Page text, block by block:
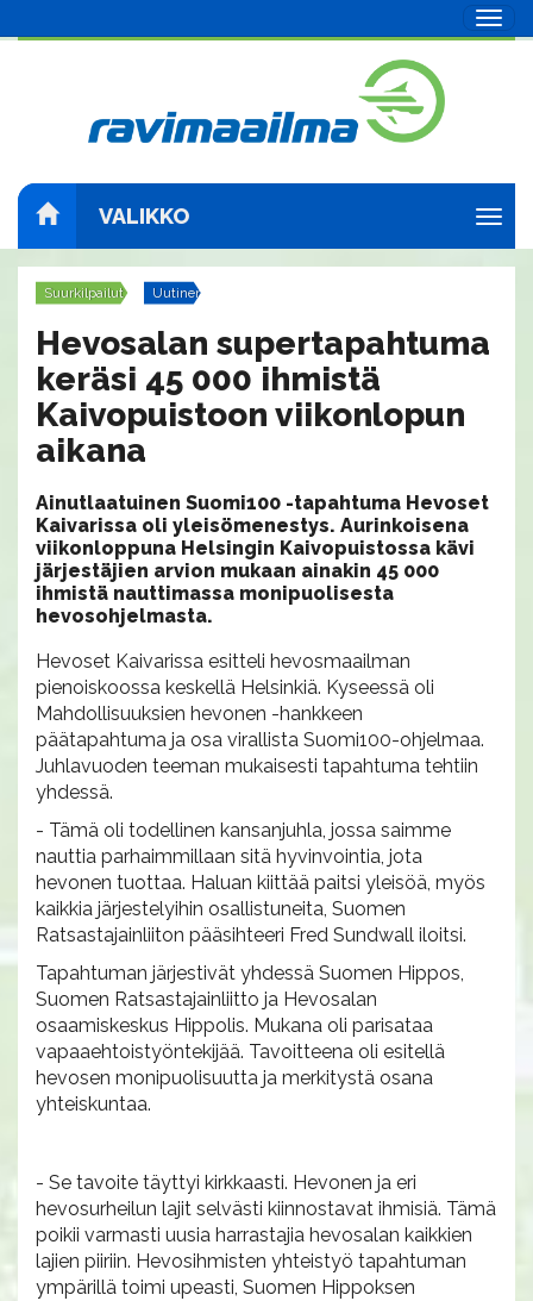
VALIKKO
Suurkilpailut Uutinen
Hevosalan supertapahtuma
keräsi 45 000 ihmistä
Kaivopuistoon viikonlopun
aikana
Ainutlaatuinen Suomi100 -tapahtuma Hevoset
Kaivarissa oli yleisömenestys. Aurinkoisena
viikonloppuna Helsingin Kaivopuistossa kävi
järjestäjien arvion mukaan ainakin 45 000
ihmistä nauttimassa monipuolisesta
hevosohjelmasta.
Hevoset Kaivarissa esitteli hevosmaailman
pienoiskoossa keskellä Helsinkiä. Kyseessä oli
Mahdollisuuksien hevonen -hankkeen
päätapahtuma ja osa virallista Suomi100-ohjelmaa.
Juhlavuoden teeman mukaisesti tapahtuma tehtiin
yhdessä.
- Tämä oli todellinen kansanjuhla, jossa saimme
nauttia parhaimmillaan sitä hyvinvointia, jota
hevonen tuottaa. Haluan kiittää paitsi yleisöä, myös
kaikkia järjestelyihin osallistuneita, Suomen
Ratsastajainliiton pääsihteeri Fred Sundwall iloitsi.
Tapahtuman järjestivät yhdessä Suomen Hippos,
Suomen Ratsastajainliitto ja Hevosalan
osaamiskeskus Hippolis. Mukana oli parisataa
vapaaehtoistyöntekijää. Tavoitteena oli esitellä
hevosen monipuolisuutta ja merkitystä osana
yhteiskuntaa.
- Se tavoite täyttyi kirkkaasti. Hevonen ja eri
hevosurheilun lajit selvästi kiinnostavat ihmisiä. Tämä
poikii varmasti uusia harrastajia hevosalan kaikkien
lajien piiriin. Hevosihmisten yhteistyö tapahtuman
ympärillä toimi upeasti, Suomen Hippoksen